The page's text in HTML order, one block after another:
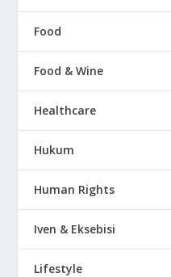
Food
Food & Wine
Healthcare
Hukum
Human Rights
Iven & Eksebisi
Lifestyle